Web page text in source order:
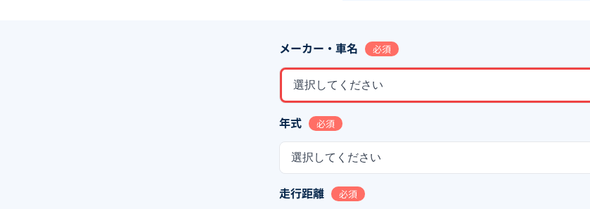
メーカー・車名 必須
選択してください
年式 必須
選択してください
走行距離 必須